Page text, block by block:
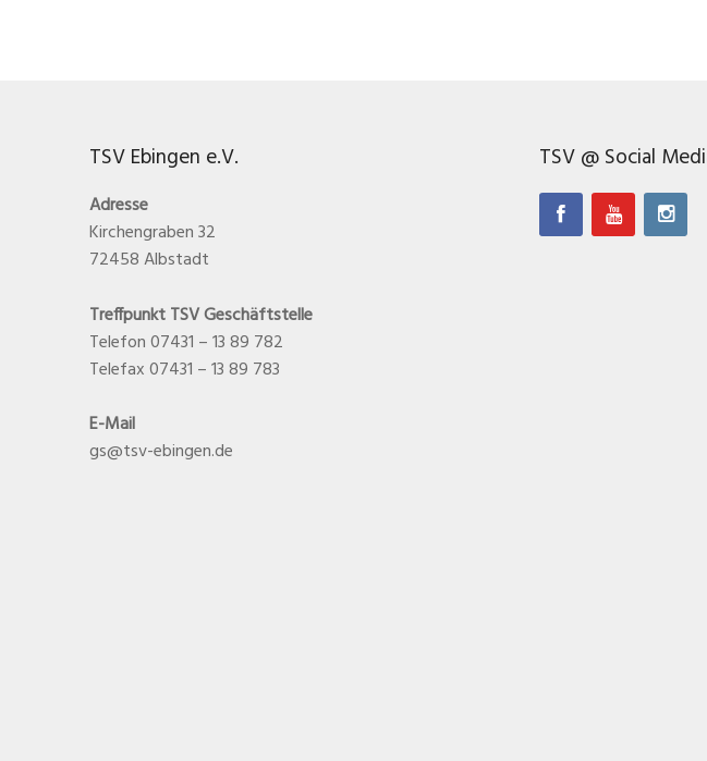
TSV Ebingen e.V.
Adresse
Kirchengraben 32
72458 Albstadt
Treffpunkt TSV Geschäftstelle
Telefon 07431 – 13 89 782
Telefax 07431 – 13 89 783
E-Mail
gs@tsv-ebingen.de
TSV @ Social